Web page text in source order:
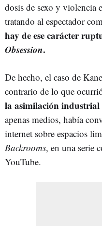
dosis de sexo y violencia
tratando al espectador
hay de ese carácter
Obsession.
De hecho, el caso de
contrario de lo que
la asimilación industrial
apenas medios, había
internet sobre espacios
Backrooms, en una serie
YouTube.